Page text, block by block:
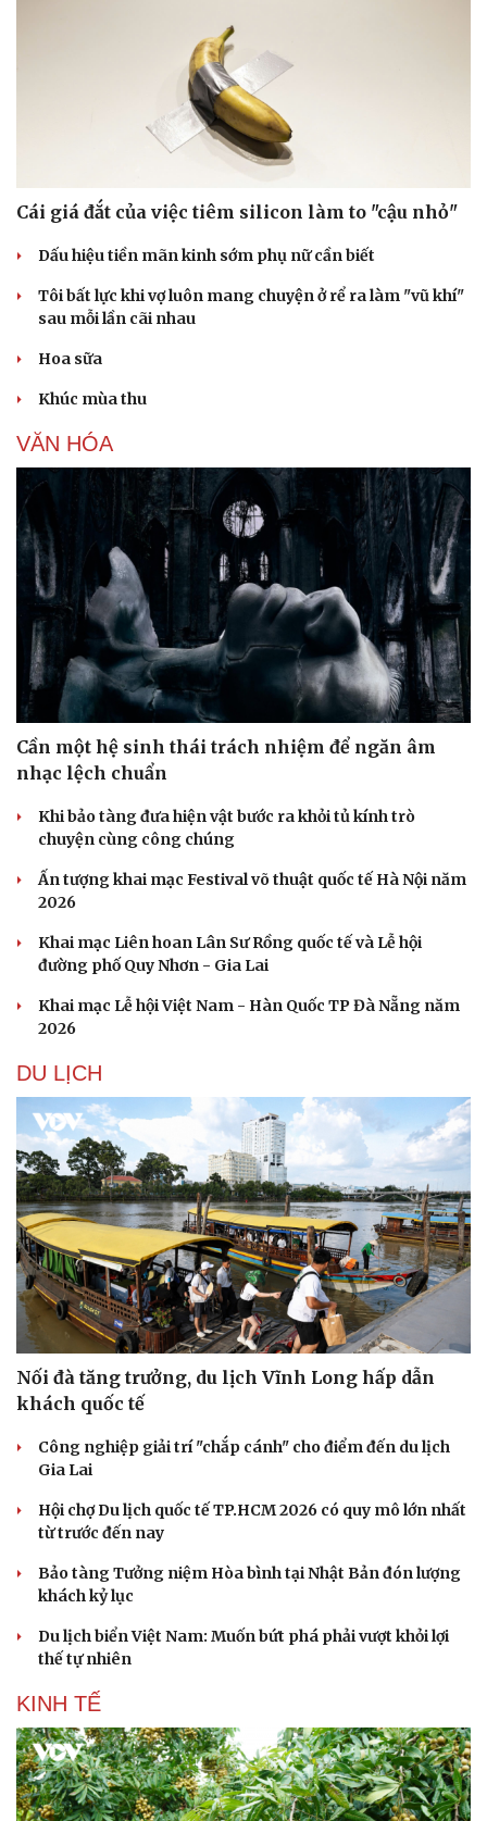
Văn hóa
Sân khấu - Điện ảnh
Văn học
Âm nhạc
Di sản
Giải trí
Nghệ sĩ
Thời trang
Sao Việt
Cái giá đắt của việc tiêm silicon làm to "cậu nhỏ"
Dấu hiệu tiền mãn kinh sớm phụ nữ cần biết
Tôi bất lực khi vợ luôn mang chuyện ở rể ra làm "vũ khí"
sau mỗi lần cãi nhau
Hoa sữa
Khúc mùa thu
VĂN HÓA
Cần một hệ sinh thái trách nhiệm để ngăn âm
nhạc lệch chuẩn
Khi bảo tàng đưa hiện vật bước ra khỏi tủ kính trò
chuyện cùng công chúng
Ấn tượng khai mạc Festival võ thuật quốc tế Hà Nội năm
2026
Khai mạc Liên hoan Lân Sư Rồng quốc tế và Lễ hội
đường phố Quy Nhơn - Gia Lai
Khai mạc Lễ hội Việt Nam - Hàn Quốc TP Đà Nẵng năm
2026
DU LỊCH
Nối đà tăng trưởng, du lịch Vĩnh Long hấp dẫn
khách quốc tế
Công nghiệp giải trí "chắp cánh" cho điểm đến du lịch
Gia Lai
Hội chợ Du lịch quốc tế TP.HCM 2026 có quy mô lớn nhất
từ trước đến nay
Bảo tàng Tưởng niệm Hòa bình tại Nhật Bản đón lượng
khách kỷ lục
Du lịch biển Việt Nam: Muốn bứt phá phải vượt khỏi lợi
thế tự nhiên
KINH TẾ